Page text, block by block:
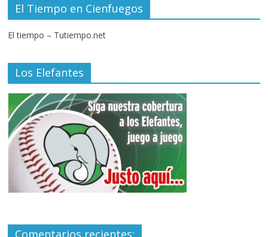
El Tiempo en Cienfuegos
El tiempo – Tutiempo.net
Los Elefantes
Comentarios recientes: